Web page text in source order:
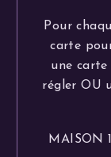
Pour
carte
une
régler OU
MAISON